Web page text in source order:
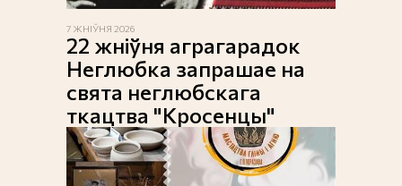
7 ЖНІЎНЯ 2026
22 жніўня аграгарадок
Неглюбка запрашае на
свята неглюбскага
ткацтва "Кросенцы"